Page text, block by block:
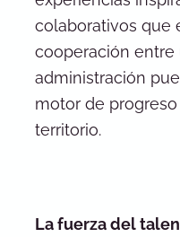
colaborativos que
cooperación entre
administración
motor de
territorio.
La fuerza del